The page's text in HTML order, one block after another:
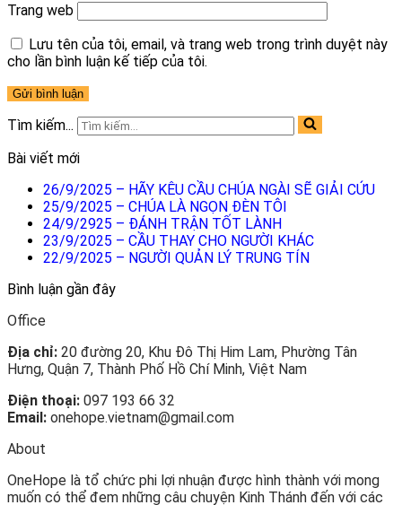
Trang web
Lưu tên của tôi, email, và trang web trong trình duyệt này
cho lần bình luận kế tiếp của tôi.
Tìm kiếm...
Bài viết mới
26/9/2025 – HÃY KÊU CẦU CHÚA NGÀI SẼ GIẢI CỨU
25/9/2025 – CHÚA LÀ NGỌN ĐÈN TÔI
24/9/2925 – ĐÁNH TRẬN TỐT LÀNH
23/9/2025 – CẦU THAY CHO NGƯỜI KHÁC
22/9/2025 – NGƯỜI QUẢN LÝ TRUNG TÍN
Bình luận gần đây
Office
Địa chỉ: 20 đường 20, Khu Đô Thị Him Lam, Phường Tân
Hưng, Quận 7, Thành Phố Hồ Chí Minh, Việt Nam
Điện thoại: 097 193 66 32
Email: onehope.vietnam@gmail.com
About
OneHope là tổ chức phi lợi nhuận được hình thành với mong
muốn có thể đem những câu chuyện Kinh Thánh đến với các